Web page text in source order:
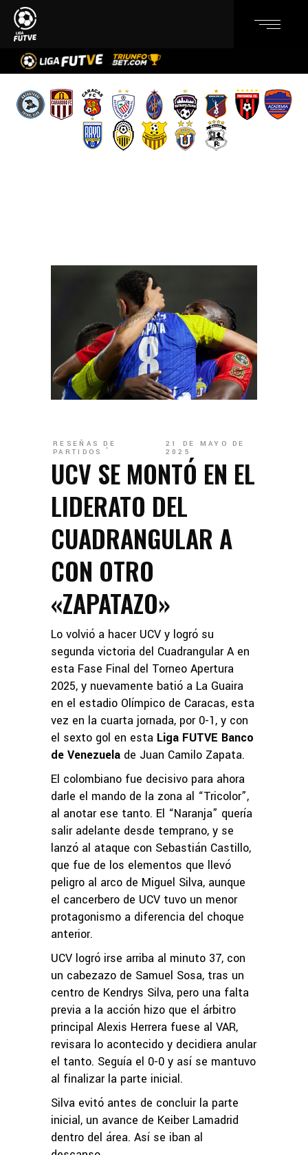
RESEÑAS DE
PARTIDOS
21 DE MAYO DE
2025
UCV SE MONTÓ EN EL
LIDERATO DEL
CUADRANGULAR A
CON OTRO
«ZAPATAZO»
Lo volvió a hacer UCV y logró su
segunda victoria del Cuadrangular A en
esta Fase Final del Torneo Apertura
2025, y nuevamente batió a La Guaira
en el estadio Olímpico de Caracas, esta
vez en la cuarta jornada, por 0-1, y con
el sexto gol en esta Liga FUTVE Banco
de Venezuela de Juan Camilo Zapata.
El colombiano fue decisivo para ahora
darle el mando de la zona al “Tricolor”,
al anotar ese tanto. El “Naranja” quería
salir adelante desde temprano, y se
lanzó al ataque con Sebastián Castillo,
que fue de los elementos que llevó
peligro al arco de Miguel Silva, aunque
el cancerbero de UCV tuvo un menor
protagonismo a diferencia del choque
anterior.
UCV logró irse arriba al minuto 37, con
un cabezazo de Samuel Sosa, tras un
centro de Kendrys Silva, pero una falta
previa a la acción hizo que el árbitro
principal Alexis Herrera fuese al VAR,
revisara lo acontecido y decidiera anular
el tanto. Seguía el 0-0 y así se mantuvo
al finalizar la parte inicial.
Silva evitó antes de concluir la parte
inicial, un avance de Keiber Lamadrid
dentro del área. Así se iban al